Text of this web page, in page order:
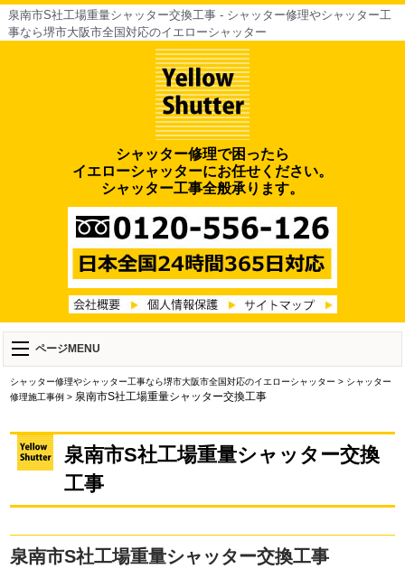
泉南市S社工場重量シャッター交換工事 - シャッター修理やシャッター工
事なら堺市大阪市全国対応のイエローシャッター
シャッター修理で困ったら
イエローシャッターにお任せください。
シャッター工事全般承ります。
ページMENU
シャッター修理やシャッター工事なら堺市大阪市全国対応のイエローシャッター > シャッター
修理施工事例 > 泉南市S社工場重量シャッター交換工事
泉南市S社工場重量シャッター交換
工事
泉南市S社工場重量シャッター交換工事